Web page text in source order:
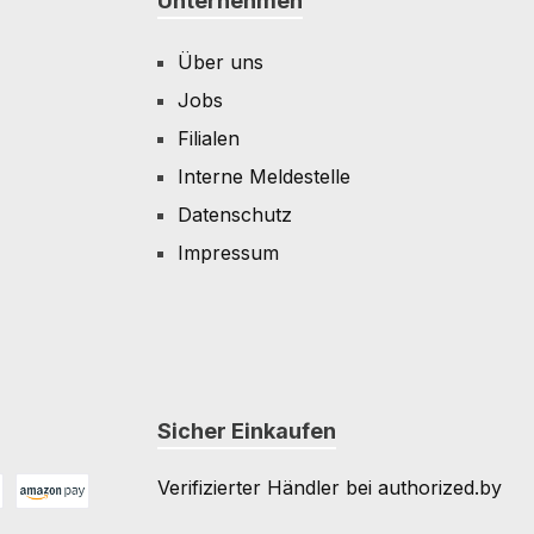
Über uns
Jobs
Filialen
Interne Meldestelle
Datenschutz
Impressum
Sicher Einkaufen
Verifizierter Händler bei authorized.by